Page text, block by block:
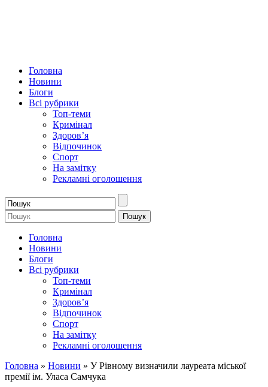
Головна
Новини
Блоги
Всі рубрики
Топ-теми
Кримінал
Здоров’я
Відпочинок
Спорт
На замітку
Рекламні оголошення
Головна
Новини
Блоги
Всі рубрики
Топ-теми
Кримінал
Здоров’я
Відпочинок
Спорт
На замітку
Рекламні оголошення
Головна » Новини » У Рівному визначили лауреата міської
премії ім. Уласа Самчука